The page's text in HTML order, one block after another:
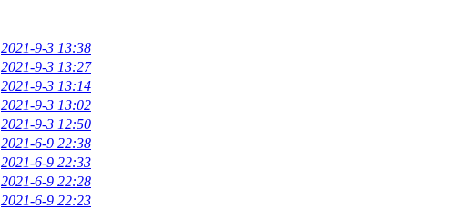
2021-9-3 13:38
2021-9-3 13:27
2021-9-3 13:14
2021-9-3 13:02
2021-9-3 12:50
2021-6-9 22:38
2021-6-9 22:33
2021-6-9 22:28
2021-6-9 22:23